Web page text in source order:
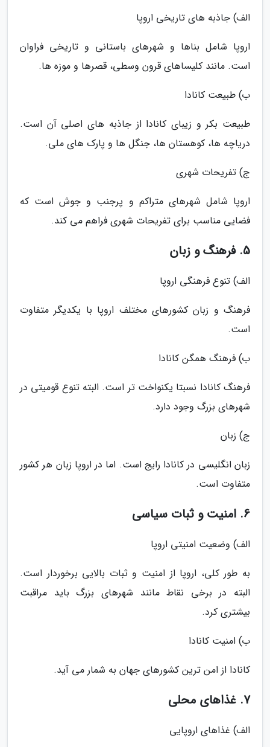
الف) جاذبه های تاریخی اروپا
اروپا شامل بناها و شهرهای باستانی و تاریخی فراوان
است. مانند کلیساهای قرون وسطی، قصرها و موزه ها.
ب) طبیعت کانادا
طبیعت بکر و زیبای کانادا از جاذبه های اصلی آن است.
دریاچه ها، کوهستان ها، جنگل ها و پارک های ملی.
ج) تفریحات شهری
اروپا شامل شهرهای متراکم و پرجنب و جوش است که
فضایی مناسب برای تفریحات شهری فراهم می کند.
5. فرهنگ و زبان
الف) تنوع فرهنگی اروپا
فرهنگ و زبان کشورهای مختلف اروپا با یکدیگر متفاوت
است.
ب) فرهنگ همگن کانادا
فرهنگ کانادا نسبتا یکنواخت تر است. البته تنوع قومیتی در
شهرهای بزرگ وجود دارد.
ج) زبان
زبان انگلیسی در کانادا رایج است. اما در اروپا زبان هر کشور
متفاوت است.
6. امنیت و ثبات سیاسی
الف) وضعیت امنیتی اروپا
به طور کلی، اروپا از امنیت و ثبات بالایی برخوردار است.
البته در برخی نقاط مانند شهرهای بزرگ باید مراقبت
بیشتری کرد.
ب) امنیت کانادا
کانادا از امن ترین کشورهای جهان به شمار می آید.
7. غذاهای محلی
الف) غذاهای اروپایی